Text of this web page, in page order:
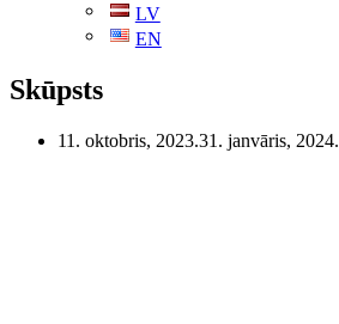
LV
EN
Skūpsts
11. oktobris, 2023.31. janvāris, 2024.